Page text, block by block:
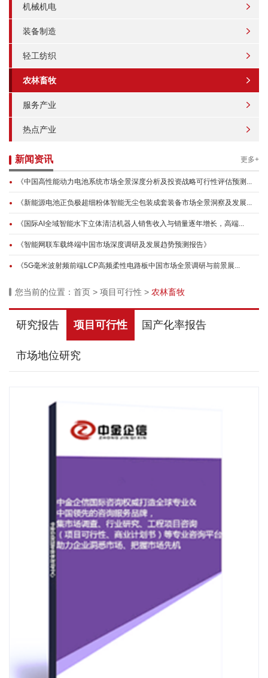
机械机电
装备制造
轻工纺织
农林畜牧
服务产业
热点产业
新闻资讯 更多+
《中国高性能动力电池系统市场全景深度分析及投资战略可行性评估预测...
《新能源电池正负极超细粉体智能无尘包装成套装备市场全景洞察及发展...
《国际AI全域智能水下立体清洁机器人销售收入与销量逐年增长，高端...
《智能网联车载终端中国市场深度调研及发展趋势预测报告》
《5G毫米波射频前端LCP高频柔性电路板中国市场全景调研与前景展...
您当前的位置： 首页 > 项目可行性 > 农林畜牧
研究报告 项目可行性 国产化率报告
市场地位研究